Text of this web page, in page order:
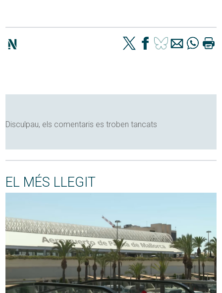
Disculpau, els comentaris es troben tancats
EL MÉS LLEGIT